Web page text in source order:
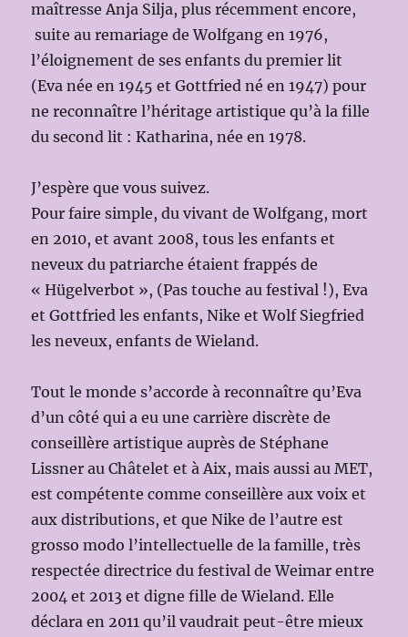
maîtresse Anja Silja, plus récemment encore,
suite au remariage de Wolfgang en 1976,
l’éloignement de ses enfants du premier lit
(Eva née en 1945 et Gottfried né en 1947) pour
ne reconnaître l’héritage artistique qu’à la fille
du second lit : Katharina, née en 1978.
J’espère que vous suivez.
Pour faire simple, du vivant de Wolfgang, mort
en 2010, et avant 2008, tous les enfants et
neveux du patriarche étaient frappés de
« Hügelverbot », (Pas touche au festival !), Eva
et Gottfried les enfants, Nike et Wolf Siegfried
les neveux, enfants de Wieland.
Tout le monde s’accorde à reconnaître qu’Eva
d’un côté qui a eu une carrière discrète de
conseillère artistique auprès de Stéphane
Lissner au Châtelet et à Aix, mais aussi au MET,
est compétente comme conseillère aux voix et
aux distributions, et que Nike de l’autre est
grosso modo l’intellectuelle de la famille, très
respectée directrice du festival de Weimar entre
2004 et 2013 et digne fille de Wieland. Elle
déclara en 2011 qu’il vaudrait peut-être mieux